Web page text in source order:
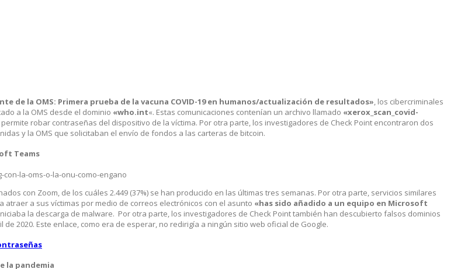
de la OMS: Primera prueba de la vacuna COVID-19 en humanos/actualización de resultados», los cibercriminales
a la OMS desde el dominio «who.int«. Estas comunicaciones contenían un archivo llamado «xerox_scan_covid-
permite robar contraseñas del dispositivo de la víctima. Por otra parte, los investigadores de Check Point encontraron dos
y la OMS que solicitaban el envío de fondos a las carteras de bitcoin.
Teams
con Zoom, de los cuáles 2.449 (37%) se han producido en las últimas tres semanas. Por otra parte, servicios similares
a sus víctimas por medio de correos electrónicos con el asunto «has sido añadido a un equipo en Microsoft
la descarga de malware. Por otra parte, los investigadores de Check Point también han descubierto falsos dominios
de 2020. Este enlace, como era de esperar, no redirigía a ningún sitio web oficial de Google.
la pandemia